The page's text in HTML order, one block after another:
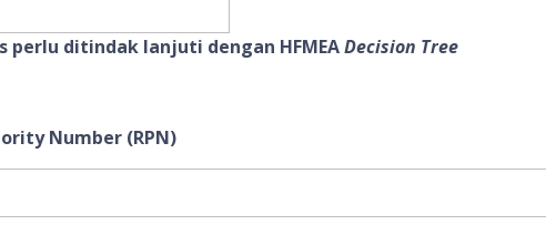
ditindak lanjuti dengan HFMEADecision Tree
Number (RPN)